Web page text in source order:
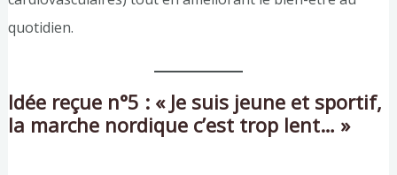
quotidien.
Idée reçue n°5 : « Je suis jeune et sportif,
la marche nordique c’est trop lent… »